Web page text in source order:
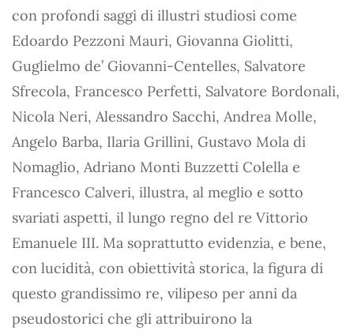
con profondi saggi di illustri studiosi come
Edoardo Pezzoni Mauri, Giovanna Giolitti,
Guglielmo de’ Giovanni-Centelles, Salvatore
Sfrecola, Francesco Perfetti, Salvatore Bordonali,
Nicola Neri, Alessandro Sacchi, Andrea Molle,
Angelo Barba, Ilaria Grillini, Gustavo Mola di
Nomaglio, Adriano Monti Buzzetti Colella e
Francesco Calveri, illustra, al meglio e sotto
svariati aspetti, il lungo regno del re Vittorio
Emanuele III. Ma soprattutto evidenzia, e bene,
con lucidità, con obiettività storica, la figura di
questo grandissimo re, vilipeso per anni da
pseudostorici che gli attribuirono la